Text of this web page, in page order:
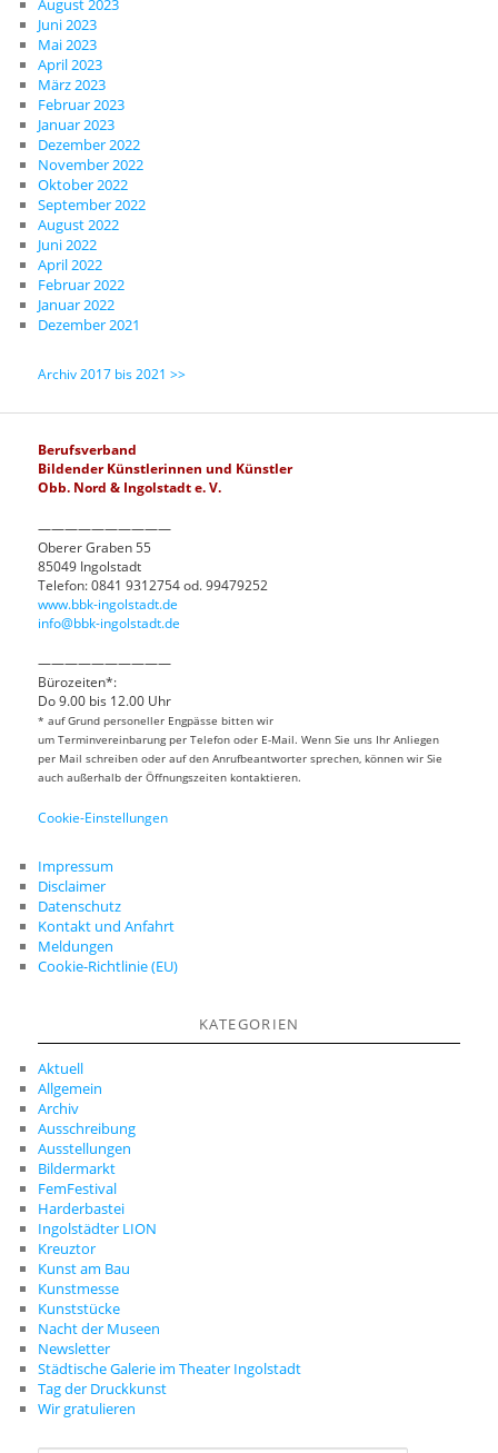
August 2023
Juni 2023
Mai 2023
April 2023
März 2023
Februar 2023
Januar 2023
Dezember 2022
November 2022
Oktober 2022
September 2022
August 2022
Juni 2022
April 2022
Februar 2022
Januar 2022
Dezember 2021
Archiv 2017 bis 2021 >>
Berufsverband
Bildender Künstlerinnen und Künstler
Obb. Nord & Ingolstadt e. V.
——————————
Oberer Graben 55
85049 Ingolstadt
Telefon: 0841 9312754 od. 99479252
www.bbk-ingolstadt.de
info@bbk-ingolstadt.de
——————————
Bürozeiten*:
Do 9.00 bis 12.00 Uhr
* auf Grund personeller Engpässe bitten wir
um Terminvereinbarung per Telefon oder E-Mail. Wenn Sie uns Ihr Anliegen
per Mail schreiben oder auf den Anrufbeantworter sprechen, können wir Sie
auch außerhalb der Öffnungszeiten kontaktieren.
Cookie-Einstellungen
Impressum
Disclaimer
Datenschutz
Kontakt und Anfahrt
Meldungen
Cookie-Richtlinie (EU)
KATEGORIEN
Aktuell
Allgemein
Archiv
Ausschreibung
Ausstellungen
Bildermarkt
FemFestival
Harderbastei
Ingolstädter LION
Kreuztor
Kunst am Bau
Kunstmesse
Kunststücke
Nacht der Museen
Newsletter
Städtische Galerie im Theater Ingolstadt
Tag der Druckkunst
Wir gratulieren